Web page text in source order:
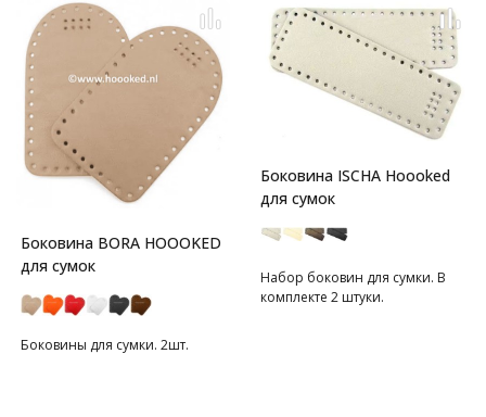
Боковина BORA HOOOKED
для сумок
Боковины для сумки. 2шт.
Боковина ISCHA Hoooked
для сумок
Набор боковин для сумки. В
комплекте 2 штуки.